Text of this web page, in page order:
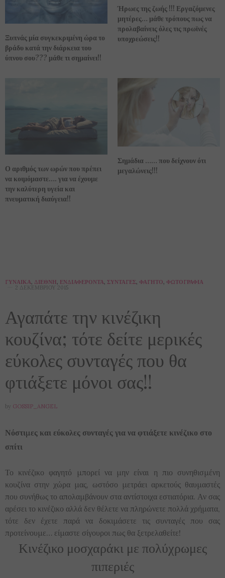
Ξυπνάς μία συγκεκριμένη ώρα το
βράδυ κατά την διάρκεια του
ύπνου σου??? μάθε τι σημαίνει!!
Ήρωες της ζωής !!! Εργαζόμενες
μητέρες… μάθε τρόπους πως να
προλαβαίνεις όλες τις πρωϊνές
υποχρεώσεις!!
Ο αριθμός των ωρών που πρέπει
να κοιμόμαστε…. για να έχουμε
την καλύτερη υγεία και
πνευματική διαύγεια!!
Σημάδια …… που δείχνουν ότι
μεγαλώνεις!!!
ΓΥΝΑΊΚΑ, ΔΙΕΘΝΉ, ΕΝΔΙΑΦΈΡΟΝΤΑ, ΣΥΝΤΑΓΈΣ, ΦΑΓΗΤΌ, ΦΩΤΟΓΡΑΦΊΑ
2 ΔΕΚΕΜΒΡΊΟΥ 2015
Αγαπάτε την κινέζικη
κουζίνα; τότε δείτε μερικές
εύκολες συνταγές που θα
φτιάξετε μόνοι σας!!
by GOSSIP_ANGEL
Νόστιμες και εύκολες συνταγές για να φτιάξετε κινέζικο στο
σπίτι
Το κινέζικο φαγητό μπορεί να μην είναι η πιο συνηθισμένη
κουζίνα στην χώρα μας, ωστόσο μετράει αρκετούς θαυμαστές
που συνήθως το απολαμβάνουν στα αντίστοιχα εστιατόρια. Αν σας
αρέσει το κινέζικο αλλά δεν θέλετε να πληρώνετε πολλά χρήματα,
τότε δεν έχετε παρά να δοκιμάσετε τις συνταγές που σας
προτείνουμε… είμαστε σίγουροι πως θα ξετρελαθείτε!
Κινέζικο μοσχαράκι με πολύχρωμες
πιπεριές